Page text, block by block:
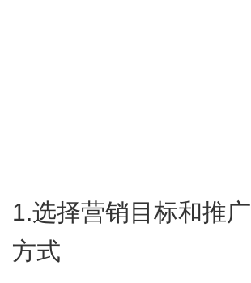
1.​选择营销目标和推广
方式